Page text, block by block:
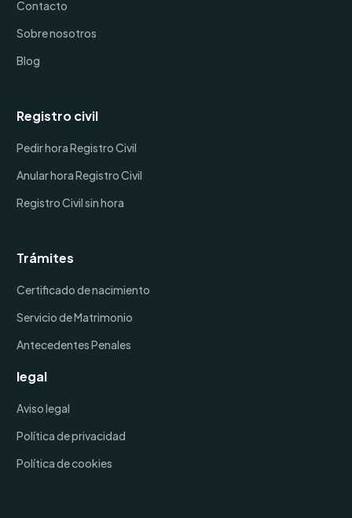
Contacto
Sobre nosotros
Blog
Registro civil
Pedir hora Registro Civil
Anular hora Registro Civil
Registro Civil sin hora
Trámites
Certificado de nacimiento
Servicio de Matrimonio
Antecedentes Penales
legal
Aviso legal
Política de privacidad
Política de cookies